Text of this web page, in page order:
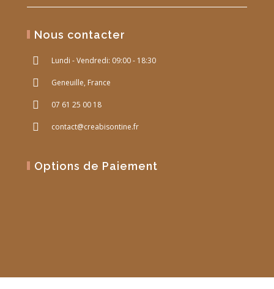
Nous contacter
Lundi - Vendredi: 09:00 - 18:30
Geneuille, France
07 61 25 00 18
contact@creabisontine.fr
Options de Paiement